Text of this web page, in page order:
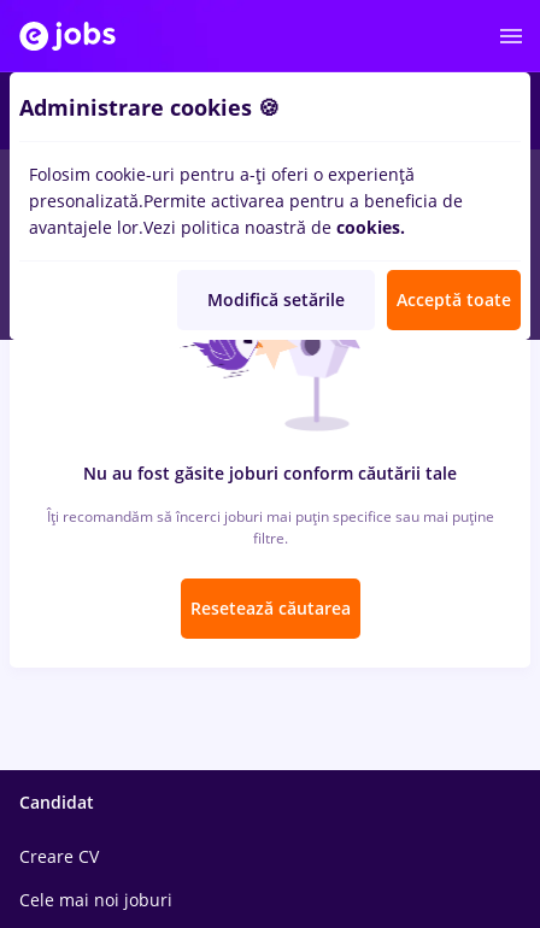
locuri de muncacredit europe bank, Part timein
pentruStudentinBanci
Nu au fost găsite joburi conform căutării tale
Îți recomandăm să încerci joburi mai puțin specifice sau mai puține
filtre.
Resetează căutarea
Candidat
Creare CV
Cele mai noi joburi
Administrare cookies 🍪
Folosim cookie-uri pentru a-ți oferi o experiență
presonalizată.Permite activarea pentru a beneficia de
avantajele lor.Vezi politica noastră de cookies.
Modifică setările Acceptă toate